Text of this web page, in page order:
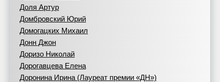
Доля Артур
Домбровский Юрий
Домогацких Михаил
Донн Джон
Доризо Николай
Дорогавцева Елена
Доронина Ирина (Лауреат премии «ДН»)